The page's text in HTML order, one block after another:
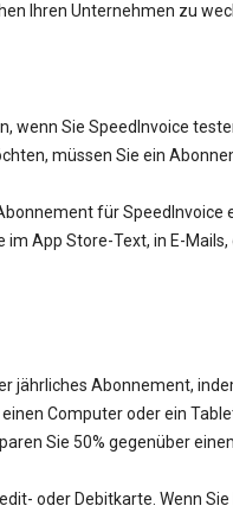
Ihren Unternehmen zu
Sie SpeedInvoice
müssen Sie ein
für
App Store-Text, in E-
jährliches Abonnement,
Computer oder ein
Sie 50% gegenüber
oder Debitkarte. Wenn